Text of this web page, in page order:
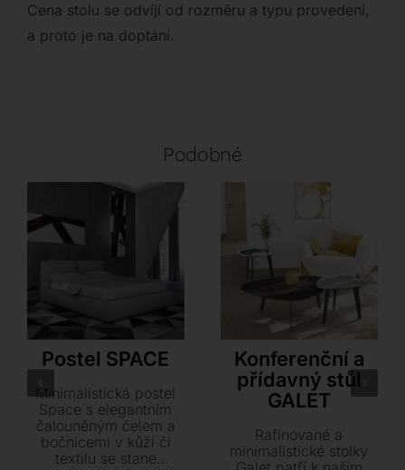
Cena stolu se odvíjí od rozměru a typu provedení,
a proto je na doptání.
Podobné
Postel SPACE
Minimalistická postel
Space s elegantním
čalouněným čelem a
bočnicemi v kůži či
textilu se stane
Akante
Konferenční a
přídavný stůl
GALET
Rafinované a
minimalistické stolky